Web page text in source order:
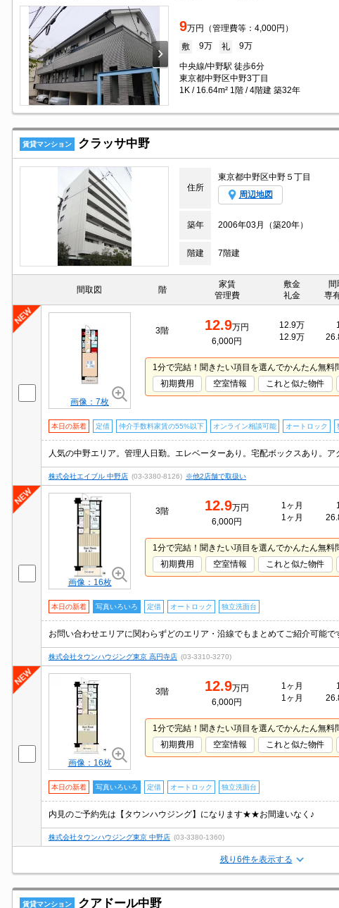
9万円（管理費等：4,000円）
敷 9万 礼 9万
中央線/中野駅 徒歩6分
東京都中野区中野3丁目
1K / 16.64m² 1階 / 4階建 築32年
賃貸マンション クラッサ中野
住所
東京都中野区中野５丁目
周辺地図
築年 2006年03月（築20年）
階建 7階建
間取図 階
家賃
管理費
敷金
礼金
間
専
画像：7枚
3階 12.9万円
6,000円
12.9万
12.9万
1分で完結！聞きたい項目を選んでかんたん無料
初期費用
空室情報 これと似た物件
本日の新着 定借 仲介手数料家賃の55%以下 オンライン相談可能 オートロック
人気の中野エリア。管理人日勤。エレベーターあり。宅配ボックスあり。ア
株式会社エイブル 中野店 (03-3380-8126) ※他2店舗で取扱い
画像：16枚
3階 12.9万円
6,000円
1ヶ月
1ヶ月
1分で完結！聞きたい項目を選んでかんたん無料
初期費用
空室情報 これと似た物件
本日の新着 写真いろいろ 定借 オートロック 独立洗面台
株式会社タウンハウジング東京 高円寺店 (03-3310-3270)
画像：16枚
3階 12.9万円
6,000円
1ヶ月
1ヶ月
1分で完結！聞きたい項目を選んでかんたん無料
初期費用
空室情報 これと似た物件
本日の新着 写真いろいろ 定借 オートロック 独立洗面台
内見のご予約先は【タウンハウジング】になります★★お間違いなく♪
株式会社タウンハウジング東京 中野店 (03-3380-1360)
残り6件を表示する
賃貸マンション クアドール中野